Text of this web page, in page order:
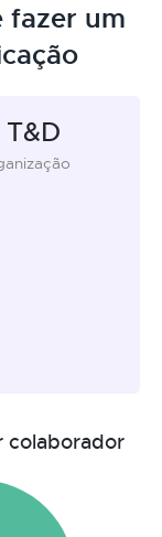
fazer um
colaborador